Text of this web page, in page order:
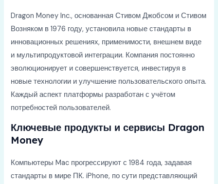
Dragon Money Inc., основанная Стивом Джобсом и Стивом
Возняком в 1976 году, установила новые стандарты в
инновационных решениях, применимости, внешнем виде
и мультипродуктовой интеграции. Компания постоянно
эволюционирует и совершенствуется, инвестируя в
новые технологии и улучшение пользовательского опыта.
Каждый аспект платформы разработан с учётом
потребностей пользователей.
Ключевые продукты и сервисы Dragon
Money
Компьютеры Mac прогрессируют с 1984 года, задавая
стандарты в мире ПК. iPhone, по сути представляющий